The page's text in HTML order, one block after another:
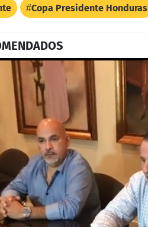
Copa Presidente Honduras